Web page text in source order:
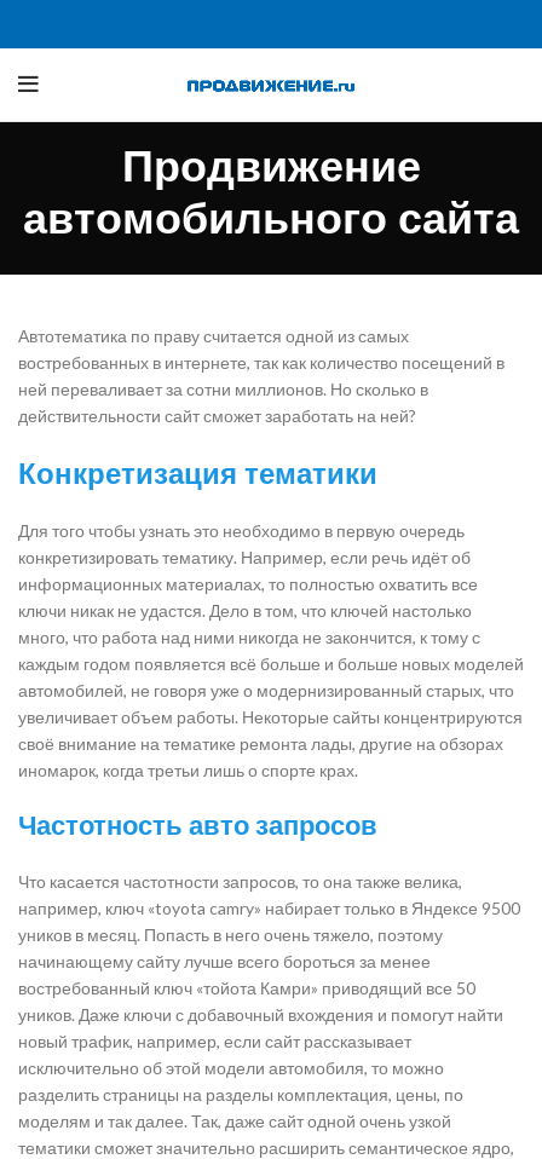
Продвижение
автомобильного сайта
Автотематика по праву считается одной из самых
востребованных в интернете, так как количество посещений в
ней переваливает за сотни миллионов. Но сколько в
действительности сайт сможет заработать на ней?
Конкретизация тематики
Для того чтобы узнать это необходимо в первую очередь
конкретизировать тематику. Например, если речь идёт об
информационных материалах, то полностью охватить все
ключи никак не удастся. Дело в том, что ключей настолько
много, что работа над ними никогда не закончится, к тому с
каждым годом появляется всё больше и больше новых моделей
автомобилей, не говоря уже о модернизированный старых, что
увеличивает объем работы. Некоторые сайты концентрируются
своё внимание на тематике ремонта лады, другие на обзорах
иномарок, когда третьи лишь о спорте крах.
Частотность авто запросов
Что касается частотности запросов, то она также велика,
например, ключ «toyota camry» набирает только в Яндексе 9500
уников в месяц. Попасть в него очень тяжело, поэтому
начинающему сайту лучше всего бороться за менее
востребованный ключ «тойота Камри» приводящий все 50
уников. Даже ключи с добавочный вхождения и помогут найти
новый трафик, например, если сайт рассказывает
исключительно об этой модели автомобиля, то можно
разделить страницы на разделы комплектация, цены, по
моделям и так далее. Так, даже сайт одной очень узкой
тематики сможет значительно расширить семантическое ядро,